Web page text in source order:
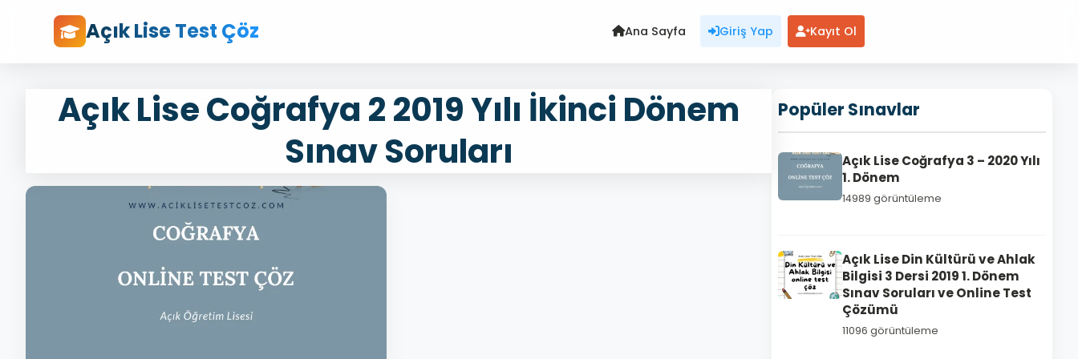
Açık Lise Test Çöz Ana Sayfa Giriş Yap Kayıt Ol
Açık Lise Coğrafya 2 2019 Yılı İkinci Dönem
Sınav Soruları
Popüler Sınavlar
Açık Lise Coğrafya 3 – 2020 Yılı
1. Dönem
14989 görüntüleme
Açık Lise Din Kültürü ve Ahlak
Bilgisi 3 Dersi 2019 1. Dönem
Sınav Soruları ve Online Test
Çözümü
11096 görüntüleme